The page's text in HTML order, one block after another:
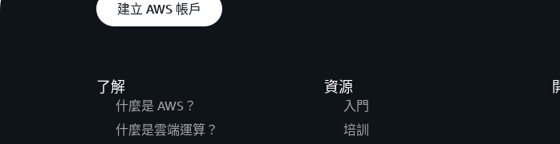
建立 AWS 帳戶
了解
什麼是 AWS？
什麼是雲端運算？
資源
入門
培訓